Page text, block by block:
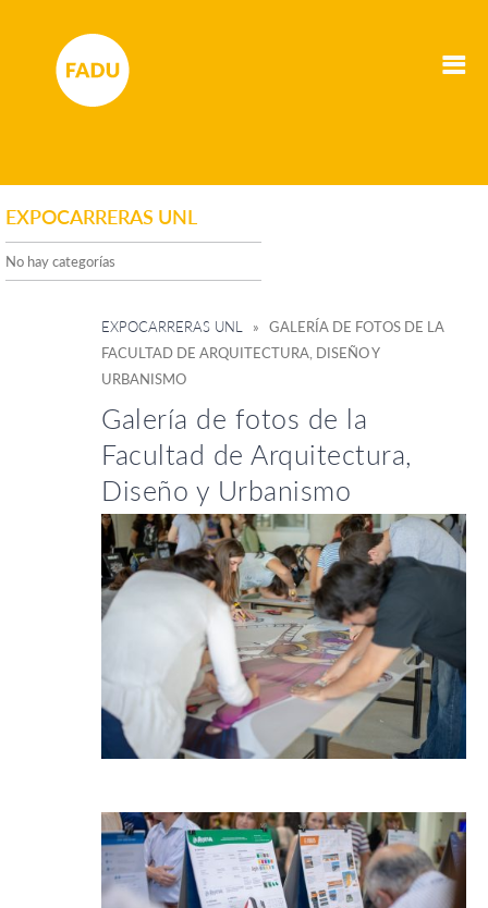
EXPOCARRERAS UNL
No hay categorías
EXPOCARRERAS UNL
» GALERÍA DE FOTOS DE LA
FACULTAD DE ARQUITECTURA, DISEÑO Y
URBANISMO
Galería de fotos de la
Facultad de Arquitectura,
Diseño y Urbanismo